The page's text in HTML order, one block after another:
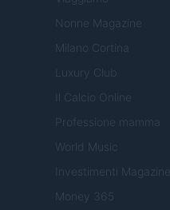
Nonne Magazine
Milano Cortina
Luxury Club
Il Calcio Online
Professione mamma
World Music
Investimenti Magazine
Money 365